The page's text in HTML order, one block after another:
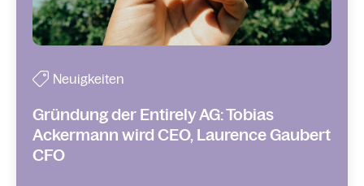
Neuigkeiten
Gründung der Entirely AG: Tobias
Ackermann wird CEO, Laurence Gaubert
CFO